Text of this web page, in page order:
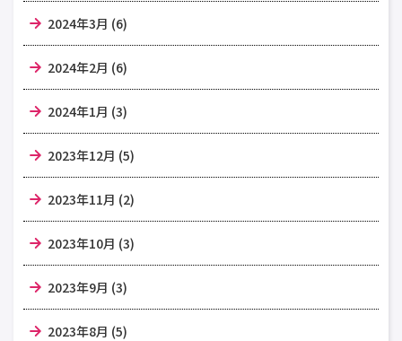
2024年3月 (6)
2024年2月 (6)
2024年1月 (3)
2023年12月 (5)
2023年11月 (2)
2023年10月 (3)
2023年9月 (3)
2023年8月 (5)